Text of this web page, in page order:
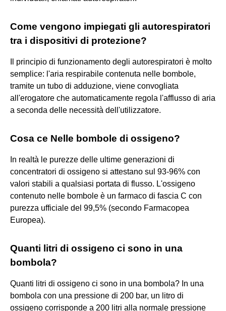
Come vengono impiegati gli autorespiratori
tra i dispositivi di protezione?
Il principio di funzionamento degli autorespiratori è molto
semplice: l'aria respirabile contenuta nelle bombole,
tramite un tubo di adduzione, viene convogliata
all'erogatore che automaticamente regola l'afflusso di aria
a seconda delle necessità dell'utilizzatore.
Cosa ce Nelle bombole di ossigeno?
In realtà le purezze delle ultime generazioni di
concentratori di ossigeno si attestano sul 93-96% con
valori stabili a qualsiasi portata di flusso. L'ossigeno
contenuto nelle bombole è un farmaco di fascia C con
purezza ufficiale del 99,5% (secondo Farmacopea
Europea).
Quanti litri di ossigeno ci sono in una
bombola?
Quanti litri di ossigeno ci sono in una bombola? In una
bombola con una pressione di 200 bar, un litro di
ossigeno corrisponde a 200 litri alla normale pressione